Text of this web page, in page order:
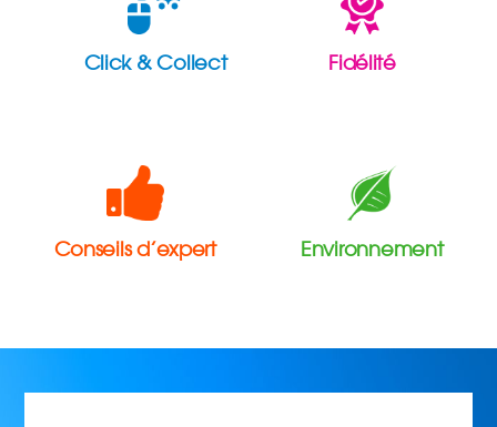
Click & Collect
Conseils d’expert
Fidélité
Environnement